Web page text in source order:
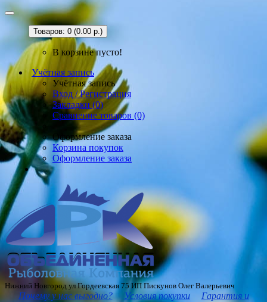
Товаров: 0 (0.00 р.)
В корзине пусто!
Учётная запись
Учётная запись
Вход / Регистрация
Закладки (0)
Сравнение товаров (0)
Оформление заказа
Корзина покупок
Оформление заказа
Нижний Новгород ул Гордеевская 75 ИП Пискунов Олег Валерьевич
Почему у нас выгодно? Условия покупки
Гарантия и